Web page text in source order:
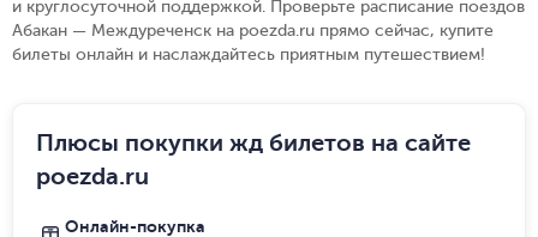
и круглосуточной поддержкой. Проверьте расписание поездов
Абакан — Междуреченск на poezda.ru прямо сейчас, купите
билеты онлайн и наслаждайтесь приятным путешествием!
Плюсы покупки жд билетов на сайте
poezda.ru
Онлайн-покупка